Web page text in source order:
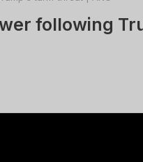
following